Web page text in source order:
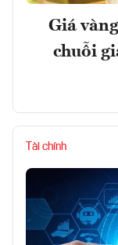
Giá
chuỗi
Tài chính